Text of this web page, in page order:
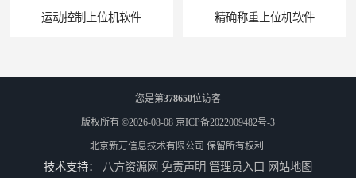
运动控制上位机软件 精确称重上位机软件
您是第378650位访客
版权所有 ©2026-08-08 京ICP备2022009482号-3
北京新万信息技术有限公司 保留所有权利.
技术支持： 八方资源网 免责声明 管理员入口 网站地图